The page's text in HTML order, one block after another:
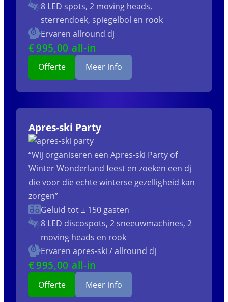
8 LED spots, 2 moving heads,
sterrendoek, spiegelbol en rook
Ervaren allround dj
€995,00 all-in
Offerte Meer info
Apres-ski Party
“Wij organiseren een Apres-ski Party of
Winter Wonderland feest en zoeken een dj
die voor die echte winterse gezelligheid kan
zorgen”
Geluid tot ± 150 gasten
8 LED discospots, 2 sneeuwmachines, 2
moving heads en rook
Ervaren apres-ski / allround dj
€995,00 all-in
Offerte Meer info